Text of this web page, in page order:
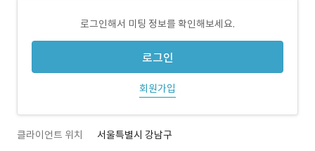
로그인해서 미팅 정보를 확인해보세요.
로그인
회원가입
클라이언트 위치 서울특별시 강남구